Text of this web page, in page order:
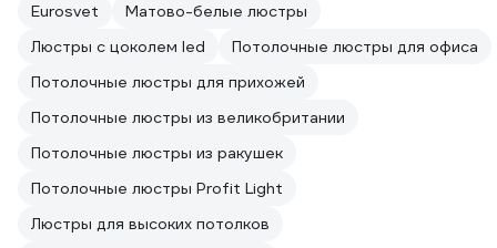
Eurosvet
Матово-белые люстры
Люстры с цоколем led
Потолочные люстры для офиса
Потолочные люстры для прихожей
Потолочные люстры из великобритании
Потолочные люстры из ракушек
Потолочные люстры Profit Light
Люстры для высоких потолков